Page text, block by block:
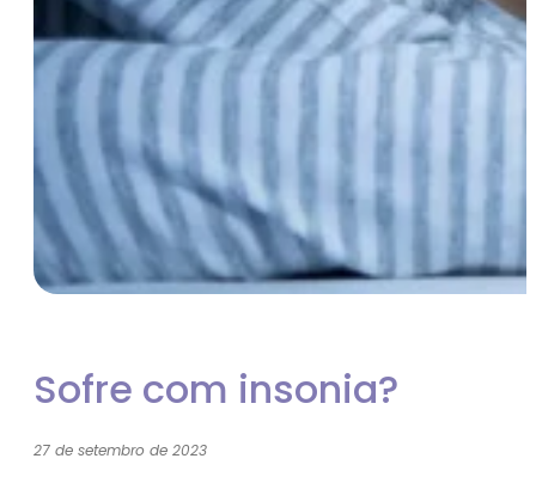
Sofre com insonia?
27 de setembro de 2023